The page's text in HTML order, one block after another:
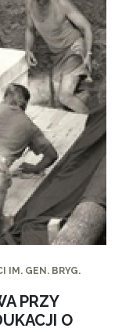
IM. GEN. BRYG.
PRZY
O